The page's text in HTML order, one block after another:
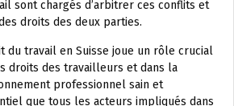
sont chargés d’arbitrer ces conflits et
droits des deux parties.
du travail en Suisse joue un rôle crucial
droits des travailleurs et dans la
professionnel sain et
que tous les acteurs impliqués dans